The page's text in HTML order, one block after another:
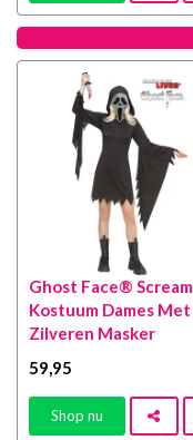
Ghost Face® Scream
Kostuum Dames Met
Zilveren Masker
59,95
Shop nu